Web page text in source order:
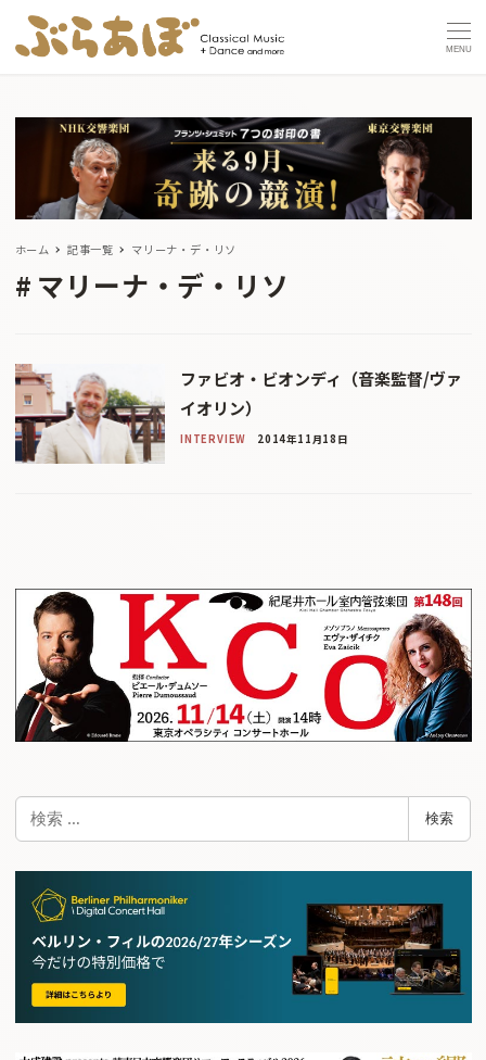
MENU
ホーム 記事一覧 マリーナ・デ・リソ
マリーナ・デ・リソ
ファビオ・ビオンディ（音楽監督/ヴァ
イオリン）
INTERVIEW 2014年11月18日
検
検索